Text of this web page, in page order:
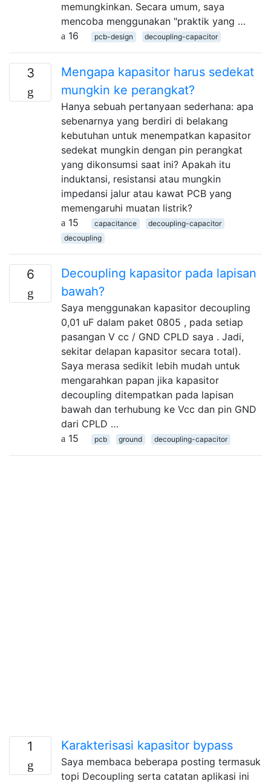
memungkinkan. Secara umum, saya
mencoba menggunakan "praktik yang …
16
pcb-design decoupling-capacitor
3
Mengapa kapasitor harus sedekat
mungkin ke perangkat?
Hanya sebuah pertanyaan sederhana: apa
sebenarnya yang berdiri di belakang
kebutuhan untuk menempatkan kapasitor
sedekat mungkin dengan pin perangkat
yang dikonsumsi saat ini? Apakah itu
induktansi, resistansi atau mungkin
impedansi jalur atau kawat PCB yang
memengaruhi muatan listrik?
15
capacitance
decoupling-capacitor
decoupling
6
Decoupling kapasitor pada lapisan
bawah?
Saya menggunakan kapasitor decoupling
0,01 uF dalam paket 0805 , pada setiap
pasangan V cc / GND CPLD saya . Jadi,
sekitar delapan kapasitor secara total).
Saya merasa sedikit lebih mudah untuk
mengarahkan papan jika kapasitor
decoupling ditempatkan pada lapisan
bawah dan terhubung ke Vcc dan pin GND
dari CPLD …
15
pcb ground decoupling-capacitor
1 Karakterisasi kapasitor bypass
Saya membaca beberapa posting termasuk
topi Decoupling serta catatan aplikasi ini